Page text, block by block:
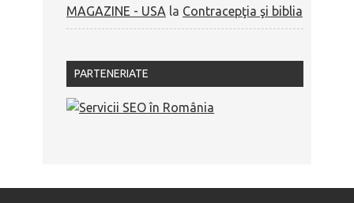
MAGAZINE - USA la Contracepţia şi biblia
PARTENERIATE